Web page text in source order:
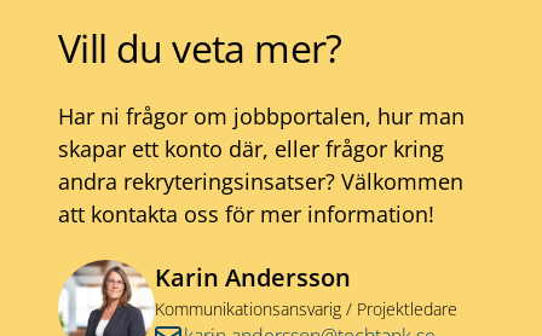
Vill du veta mer?
Har ni frågor om jobbportalen, hur man
skapar ett konto där, eller frågor kring
andra rekryteringsinsatser? Välkommen
att kontakta oss för mer information!
Karin Andersson
Kommunikationsansvarig / Projektledare